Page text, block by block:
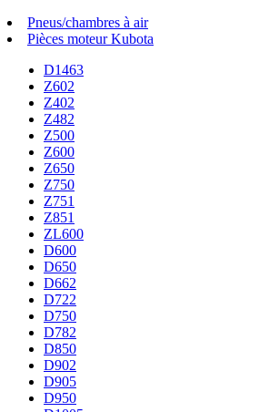
Pneus/chambres à air
Pièces moteur Kubota
D1463
Z602
Z402
Z482
Z500
Z600
Z650
Z750
Z751
Z851
ZL600
D600
D650
D662
D722
D750
D782
D850
D902
D905
D950